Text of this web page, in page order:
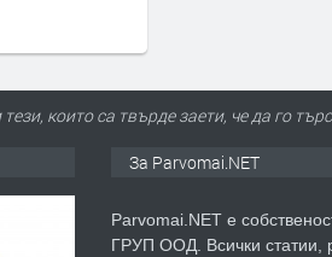
които са твърде заети, че да го
За Parvomai.NET
Parvomai.NET е
ГРУП ООД. Всички статии,